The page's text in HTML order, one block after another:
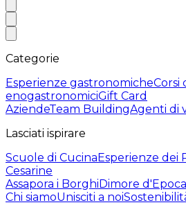
Categorie
Esperienze gastronomicheCorsi
enogastronomiciGift Card
AziendeTeam BuildingAgenti di
Lasciati ispirare
Scuole di CucinaEsperienze dei
Cesarine
Assapora i BorghiDimore d'Epoca
Chi siamoUnisciti a noi